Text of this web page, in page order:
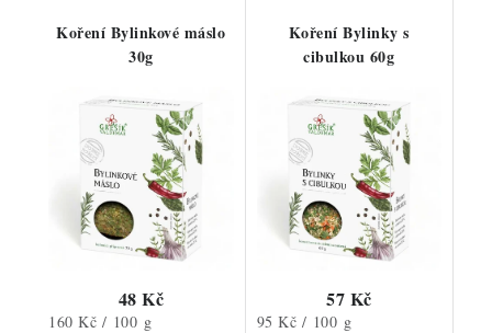
Koření Bylinkové máslo
30g
48 Kč
Měrná
160 Kč / 100 g
Koření Bylinky s
cibulkou 60g
57 Kč
Měrná
95 Kč / 100 g